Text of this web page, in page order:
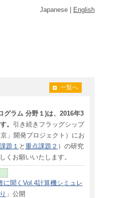
Japanese | English
一覧へ
グラム 分野１)は、2016年3
。 引き続きフラッグシップ
」開発プロジェクト）にお
題１ と 重点課題２ ）の研究
くお願いいたします。
に聞くVol.4計算機シミュレ
」公開